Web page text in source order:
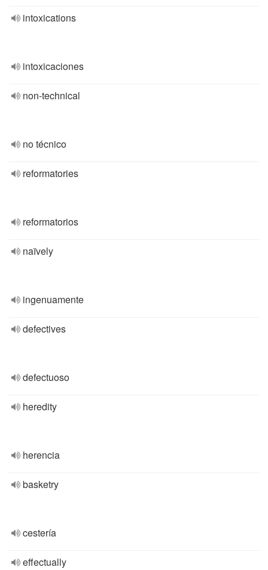
intoxications
intoxicaciones
non-technical
no técnico
reformatories
reformatorios
naïvely
ingenuamente
defectives
defectuoso
heredity
herencia
basketry
cestería
effectually